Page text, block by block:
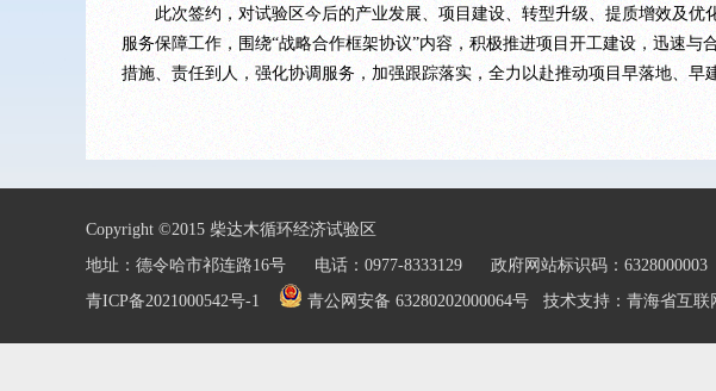
此次签约，对试验区今后的产业发展、项目建设、转型升级、提质增效及优
服务保障工作，围绕“战略合作框架协议”内容，积极推进项目开工建设，迅速
措施、责任到人，强化协调服务，加强跟踪落实，全力以赴推动项目早落地、早
Copyright ©2015 柴达木循环经济试验区
地址：德令哈市祁连路16号 电话：0977-8333129 政府网站标识码：6328000003
青ICP备2021000542号-1
青公网安备 63280202000064号 技术支持：青海省互联